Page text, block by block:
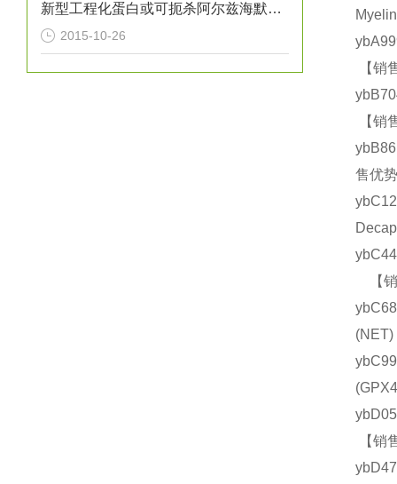
新型工程化蛋白或可扼杀阿尔兹海默氏症
2015-10-26
【销
【销
售优
【销
【销